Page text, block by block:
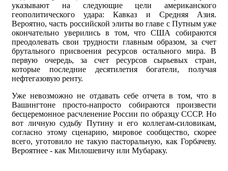
указывают на следующие цели американского
геополитического удара: Кавказ и Средняя Азия.
Вероятно, часть российской элиты во главе с Путным уже
окончательно уверились в том, что США собираются
преодолевать свои трудности главным образом, за счет
брутального присвоения ресурсов остального мира. В
первую очередь, за счет ресурсов сырьевых стран,
которые последние десятилетия богатели, получая
нефтегазовую ренту.
Уже невозможно не отдавать себе отчета в том, что в
Вашингтоне просто-напросто собираются произвести
бесцеремонное расчленение России по образцу СССР. Но
вот личную судьбу Путину и его коллегам-силовикам,
согласно этому сценарию, мировое сообщество, скорее
всего, уготовило не такую пасторальную, как Горбачеву.
Вероятнее - как Милошевичу или Мубараку.